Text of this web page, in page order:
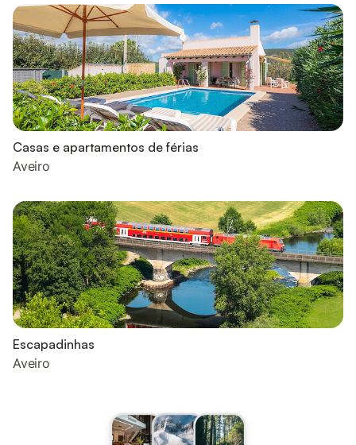
Casas e apartamentos de férias
Aveiro
Escapadinhas
Aveiro